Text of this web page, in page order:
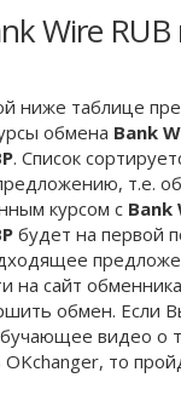
Wire RUB
ниже таблице
обмена Bank
. Список
т.е.
курсом с Bank
будет на первой
на сайт
обмен. Если
видео о
OKchanger, то
RUB
KZT
(USDT)